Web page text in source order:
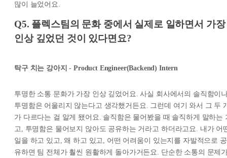
많이 늘었어요.
Q5. 플렉스팀의 문화 중에서 실제로 일하면서 가장
인상 깊었던 것이 있다면요?
탁구 치는 강아지 - Product Engineer(Backend) Intern
투명한 소통 문화가 가장 인상 깊었어요. 사실 회사에서의 솔직함이
투명함은 어울리지 않는다고 생각했거든요. 그런데 여기 와서 그 두
가 다르다는 걸 알게 됐어요. 솔직함은 물어봤을 때 솔직하게 말하는
고, 투명함은 물어보지 않아도 공유하는 거라고 하더라고요. 내가 어
일을 하고 있고, 왜 하고 있고, 어떤 어려움이 있는지를 자발적으로 공
유하면 팀 전체가 훨씬 원활하게 돌아가거든요. 단순한 소통의 문제